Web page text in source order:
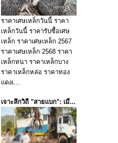
ราคาเศษเหล็กวันนี้ ราคา
เหล็กวันนี้ ราคารับซื้อเศษ
เหล็ก ราคาเศษเหล็ก 2567
ราคาเศษเหล็ก 2568 ราคา
เหล็กหนา ราคาเหล็กบาง
ราคาเหล็กหล่อ ราคาทอง
แดงเ...
เจาะลึกวิถี "สายแบก": เมื...